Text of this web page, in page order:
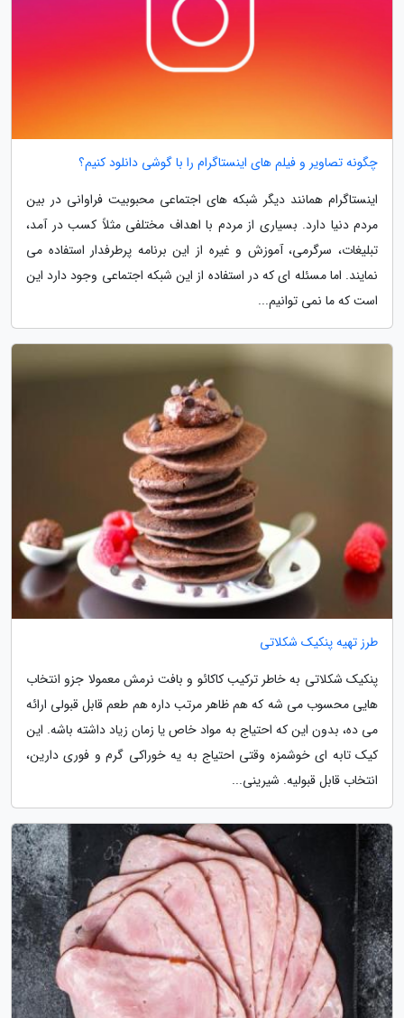
چگونه تصاویر و فیلم های اینستاگرام را با گوشی دانلود کنیم؟
اینستاگرام همانند دیگر شبکه های اجتماعی محبوبیت فراوانی در بین
مردم دنیا دارد. بسیاری از مردم با اهداف مختلفی مثلاً کسب در آمد،
تبلیغات، سرگرمی، آموزش و غیره از این برنامه پرطرفدار استفاده می
نمایند. اما مسئله ای که در استفاده از این شبکه اجتماعی وجود دارد این
است که ما نمی توانیم...
طرز تهیه پنکیک شکلاتی
پنکیک شکلاتی به خاطر ترکیب کاکائو و بافت نرمش معمولا جزو انتخاب
هایی محسوب می شه که هم ظاهر مرتب داره هم طعم قابل قبولی ارائه
می ده، بدون این که احتیاج به مواد خاص یا زمان زیاد داشته باشه. این
کیک تابه ای خوشمزه وقتی احتیاج به یه خوراکی گرم و فوری دارین،
انتخاب قابل قبولیه. شیرینی...